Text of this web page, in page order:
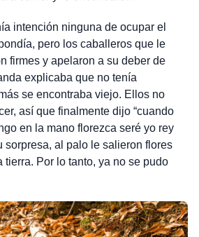
intención ninguna de ocupar el
pero los caballeros que le
firmes y apelaron a su deber de
explicaba que no tenía
se encontraba viejo. Ellos no
así que finalmente dijo “cuando
en la mano florezca seré yo rey
sorpresa, al palo le salieron flores
tierra. Por lo tanto, ya no se pudo